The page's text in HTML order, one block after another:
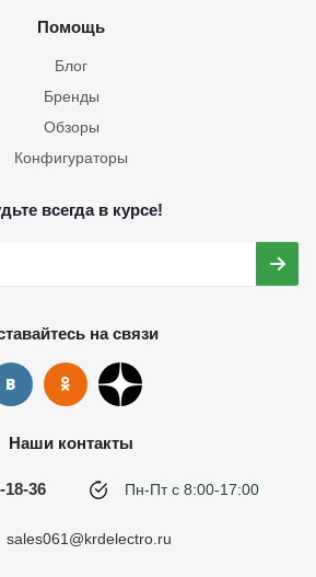
Помощь
Блог
Бренды
Обзоры
Конфигураторы
всегда в курсе!
на связи
Наши контакты
18-36 Пн-Пт с 8:00-17:00
sales061@krdelectro.ru